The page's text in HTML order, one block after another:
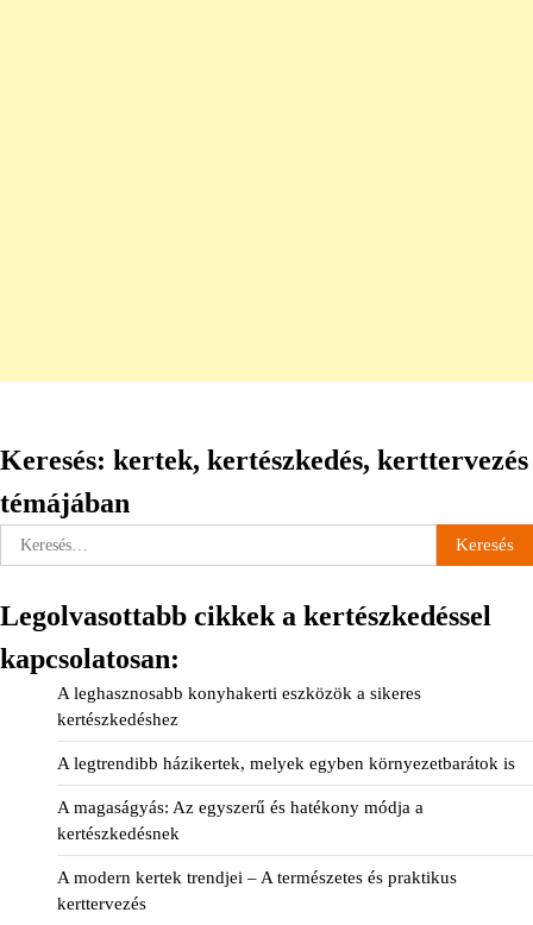
Keresés: kertek, kertészkedés, kerttervezés
témájában
Keresés:
Legolvasottabb cikkek a kertészkedéssel
kapcsolatosan:
A leghasznosabb konyhakerti eszközök a sikeres
kertészkedéshez
A legtrendibb házikertek, melyek egyben környezetbarátok is
A magaságyás: Az egyszerű és hatékony módja a
kertészkedésnek
A modern kertek trendjei – A természetes és praktikus
kerttervezés